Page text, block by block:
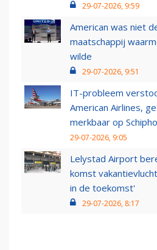
29-07-2026, 9:59
American was niet
maatschappij
wilde
29-07-2026, 9:51
IT-probleem
American Airlines,
merkbaar op
29-07-2026, 9:05
Lelystad Airport
komst
in de toekomst'
29-07-2026, 8:17